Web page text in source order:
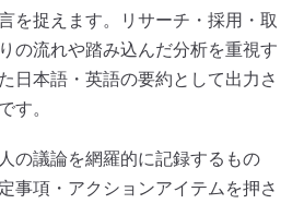
を捉えます。リサーチ・採用・取
の流れや踏み込んだ分析を重視す
日本語・英語の要約として出力さ
す。
の議論を網羅的に記録するもの
事項・アクションアイテムを押さ